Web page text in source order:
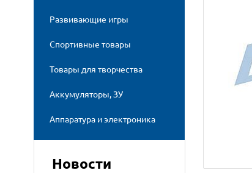
Развивающие игры
Спортивные товары
Товары для творчества
Аккумуляторы, ЗУ
Аппаратура и электроника
Новости